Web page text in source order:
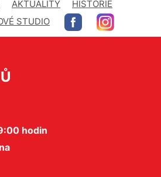
AKTUALITY
HISTORIE
STUDIO
hodin